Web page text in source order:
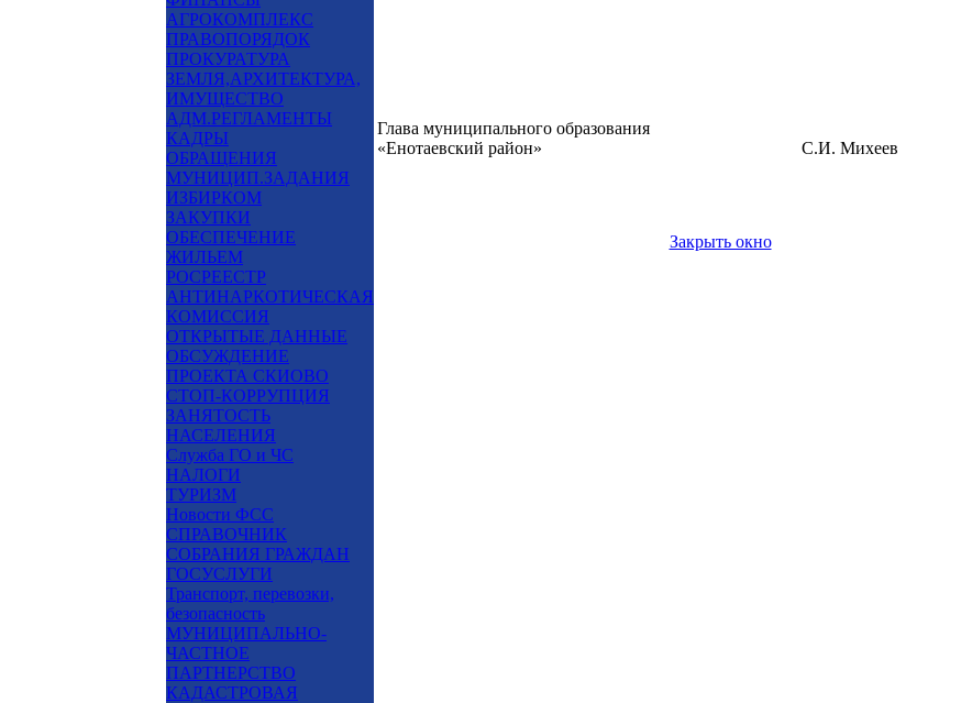
АГРОКОМПЛЕКС
ПРАВОПОРЯДОК
ПРОКУРАТУРА
ЗЕМЛЯ,АРХИТЕКТУРА,
ИМУЩЕСТВО
АДМ.РЕГЛАМЕНТЫ
КАДРЫ
ОБРАЩЕНИЯ
МУНИЦИП.ЗАДАНИЯ
ИЗБИРКОМ
ЗАКУПКИ
ОБЕСПЕЧЕНИЕ
ЖИЛЬЕМ
РОСРЕЕСТР
АНТИНАРКОТИЧЕСКАЯ
КОМИССИЯ
ОТКРЫТЫЕ ДАННЫЕ
ОБСУЖДЕНИЕ
ПРОЕКТА СКИОВО
СТОП-КОРРУПЦИЯ
ЗАНЯТОСТЬ
НАСЕЛЕНИЯ
Служба ГО и ЧС
НАЛОГИ
ТУРИЗМ
Новости ФСС
СПРАВОЧНИК
СОБРАНИЯ ГРАЖДАН
ГОСУСЛУГИ
Транспорт, перевозки,
безопасность
МУНИЦИПАЛЬНО-
ЧАСТНОЕ
ПАРТНЕРСТВО
КАДАСТРОВАЯ
Глава муниципального образования
«Енотаевский район» С.И. Михеев
Закрыть окно